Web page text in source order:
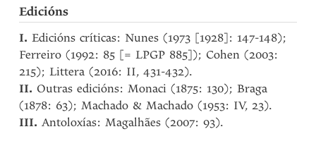
Edicións
I.Edicións críticas: Nunes (1973 [1928]: 147-148);
Ferreiro (1992: 85 [= LPGP 885]); Cohen (2003:
215); Littera (2016: II, 431-432).
II. Outras edicións: Monaci (1875: 130); Braga
(1878: 63); Machado & Machado (1953: IV, 23).
III.Antoloxías: Magalhães (2007: 93).